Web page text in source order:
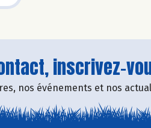
inscrivez-
nos événements et nos